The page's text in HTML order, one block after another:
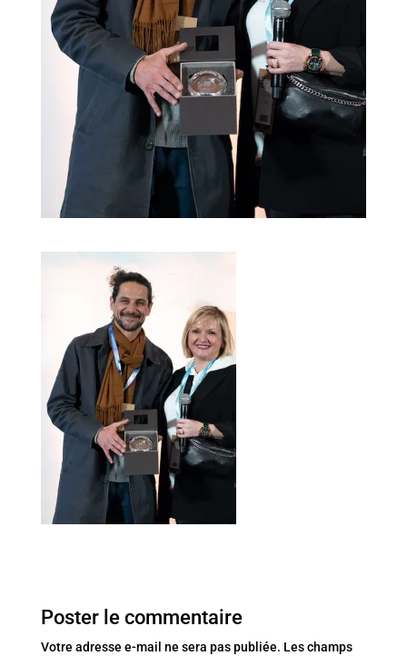
Poster le commentaire
Votre adresse e-mail ne sera pas publiée. Les champs